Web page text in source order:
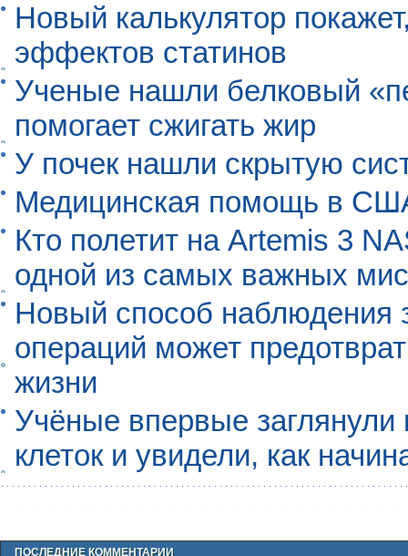
Новый калькулятор
эффектов статинов
Ученые нашли белковый
помогает сжигать жир
У почек нашли скрытую
Медицинская помощь в
Кто полетит на Artemis 3
одной из самых важных
Новый способ наблюдения
операций может
жизни
Учёные впервые
клеток и увидели, как
ПОСЛЕДНИЕ КОММЕНТАРИИ